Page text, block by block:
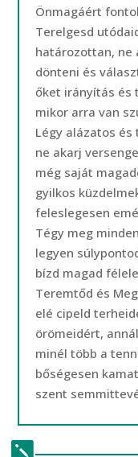
Önmagáért
Terelgesd
határozottan, ne
dönteni és
őket irányítás és
mikor arra van
Légy alázatos és
ne akarj
még saját
gyilkos
feleslegesen
Tégy meg
legyen
bízd magad
Teremtőd és
elé cipeld
örömeidért,
minél több a
bőségesen
szent